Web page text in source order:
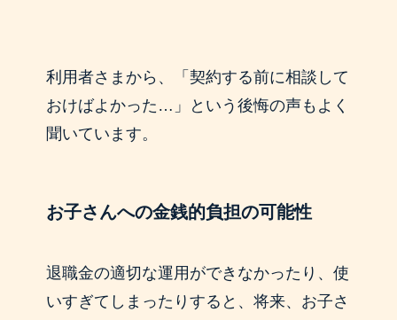
利用者さまから、「契約する前に相談して
おけばよかった…」という後悔の声もよく
聞いています。
お子さんへの金銭的負担の可能性
退職金の適切な運用ができなかったり、使
いすぎてしまったりすると、将来、お子さ